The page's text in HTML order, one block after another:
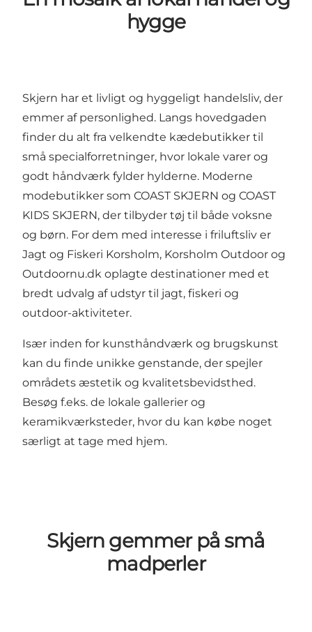
hygge
Skjern har et livligt og hyggeligt handelsliv, der
emmer af personlighed. Langs hovedgaden
finder du alt fra velkendte kædebutikker til
små specialforretninger, hvor lokale varer og
godt håndværk fylder hylderne. Moderne
modebutikker som COAST SKJERN og COAST
KIDS SKJERN, der tilbyder tøj til både voksne
og børn. For dem med interesse i friluftsliv er
Jagt og Fiskeri Korsholm, Korsholm Outdoor og
Outdoornu.dk oplagte destinationer med et
bredt udvalg af udstyr til jagt, fiskeri og
outdoor-aktiviteter.
Især inden for kunsthåndværk og brugskunst
kan du finde unikke genstande, der spejler
områdets æstetik og kvalitetsbevidsthed.
Besøg f.eks. de lokale gallerier og
keramikværksteder, hvor du kan købe noget
særligt at tage med hjem.
Skjern gemmer på små
madperler